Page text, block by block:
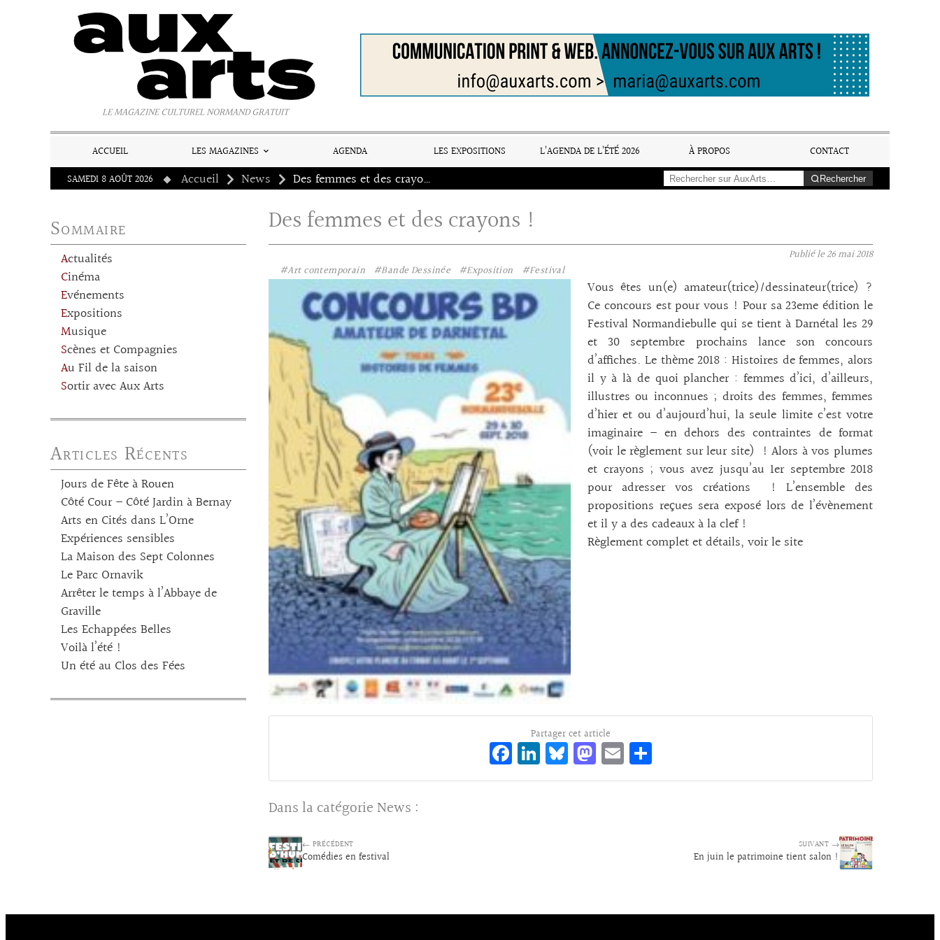
LE MAGAZINE CULTUREL NORMAND GRATUIT
ACCUEIL LES MAGAZINES AGENDA LES EXPOSITIONS L’AGENDA DE L’ÉTÉ 2026 À PROPOS
CONTACT
SAMEDI 8 AOÛT 2026
Accueil News Des femmes et des crayons ! Rechercher
Sommaire
Actualités
Cinéma
Evénements
Expositions
Musique
Scènes et Compagnies
Au Fil de la saison
Sortir avec Aux Arts
Articles Récents
Jours de Fête à Rouen
Côté Cour – Côté Jardin à Bernay
Arts en Cités dans L’Orne
Expériences sensibles
La Maison des Sept Colonnes
Le Parc Ornavik
Arrêter le temps à l’Abbaye de
Graville
Les Echappées Belles
Voilà l’été !
Un été au Clos des Fées
Des femmes et des crayons !
Publié le26 mai 2018
#Art contemporain
#Bande Dessinée #Exposition #Festival
Vous êtes un(e) amateur(trice)/dessinateur(trice) ?
Ce concours est pour vous ! Pour sa 23eme édition le
Festival Normandiebulle qui se tient à Darnétal les 29
et 30 septembre prochains lance son concours
d’affiches. Le thème 2018 : Histoires de femmes, alors
il y à là de quoi plancher : femmes d’ici, d’ailleurs,
illustres ou inconnues ; droits des femmes, femmes
d’hier et ou d’aujourd’hui, la seule limite c’est votre
imaginaire – en dehors des contraintes de format
(voir le règlement sur leur site) ! Alors à vos plumes
et crayons ; vous avez jusqu’au 1er septembre 2018
pour adresser vos créations ! L’ensemble des
propositions reçues sera exposé lors de l’évènement
et il y a des cadeaux à la clef !
Règlement complet et détails, voir le site
Partager cet article
Fa
ce
Li
n
Bl
ue
M
as
E
m rt
Dans la catégorie News :
← PRÉCÉDENT
Comédies en festival
SUIVANT →
En juin le patrimoine tient salon !
Panneau de gestion des cookies